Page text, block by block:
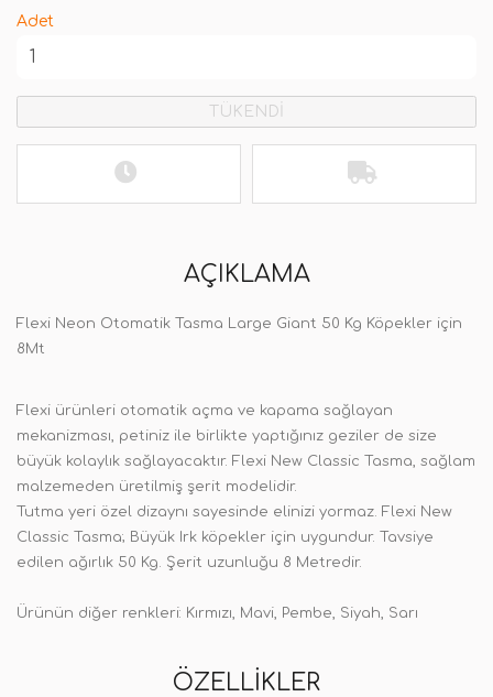
Adet
TÜKENDİ
AÇIKLAMA
Flexi Neon Otomatik Tasma Large Giant 50 Kg Köpekler için
8Mt
Flexi ürünleri otomatik açma ve kapama sağlayan
mekanizması, petiniz ile birlikte yaptığınız geziler de size
büyük kolaylık sağlayacaktır. Flexi New Classic Tasma, sağlam
malzemeden üretilmiş şerit modelidir.
Tutma yeri özel dizaynı sayesinde elinizi yormaz. Flexi New
Classic Tasma; Büyük Irk köpekler için uygundur. Tavsiye
edilen ağırlık 50 Kg. Şerit uzunluğu 8 Metredir.
Ürünün diğer renkleri: Kırmızı, Mavi, Pembe, Siyah, Sarı
ÖZELLIKLER